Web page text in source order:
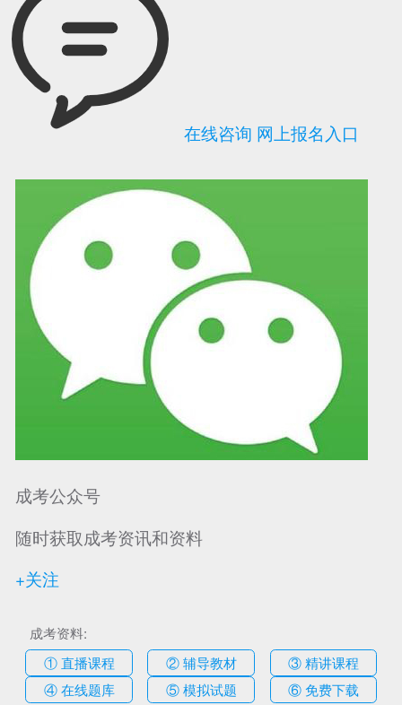
可信网站信用评 网络警察提醒你 诚信网站
在线咨询 网上报名入口
成考公众号
随时获取成考资讯和资料
+关注
成考资料:
① 直播课程
② 辅导教材
③ 精讲课程
④ 在线题库
⑤ 模拟试题 ⑥ 免费下载